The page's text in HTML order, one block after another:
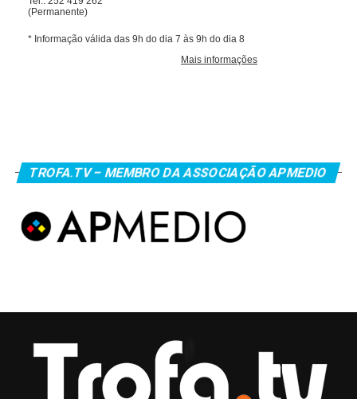
TROFA.TV – MEMBRO DA ASSOCIAÇÃO APMEDIO